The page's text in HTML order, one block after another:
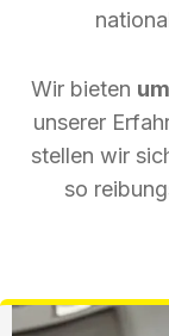
Wir bieten
unserer
stellen wir
so